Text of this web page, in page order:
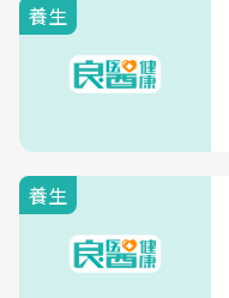
養生
養生